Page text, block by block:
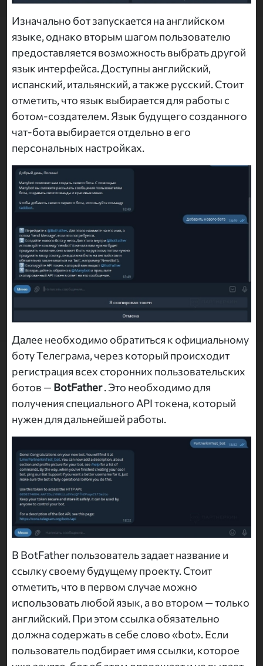
Изначально бот запускается на английском
языке, однако вторым шагом пользователю
предоставляется возможность выбрать другой
язык интерфейса. Доступны английский,
испанский, итальянский, а также русский. Стоит
отметить, что язык выбирается для работы с
ботом-создателем. Язык будущего созданного
чат-бота выбирается отдельно в его
персональных настройках.
Далее необходимо обратиться к официальному
боту Телеграма, через который происходит
регистрация всех сторонних пользовательских
ботов — BotFather. Это необходимо для
получения специального API токена, который
нужен для дальнейшей работы.
В BotFather пользователь задает название и
ссылку своему будущему проекту. Стоит
отметить, что в первом случае можно
использовать любой язык, а во втором — только
английский. При этом ссылка обязательно
должна содержать в себе слово «bot». Если
пользователь подбирает имя ссылки, которое